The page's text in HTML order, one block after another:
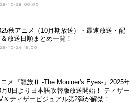
10-28 00:00
秋アニメ（10月期放送）・最速放送・配
放送日順まとめ一覧！
10-24 15:00
ニメ『龍族Ⅱ -The Mourner's Eyes-』2025年
月8日より日本語吹替版放送開始！ ティザー
＆ティザービジュアル第2弾が解禁！